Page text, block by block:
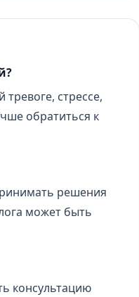
стрессе,
обратиться к
решения
может быть
консультацию